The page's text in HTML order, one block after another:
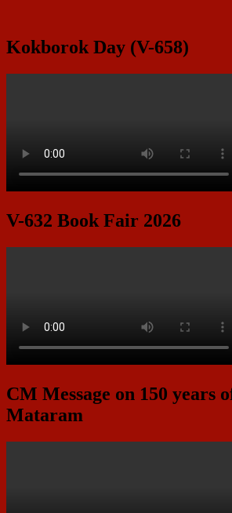
Kokborok Day (V-658)
V-632 Book Fair 2026
CM Message on 150 years
Mataram